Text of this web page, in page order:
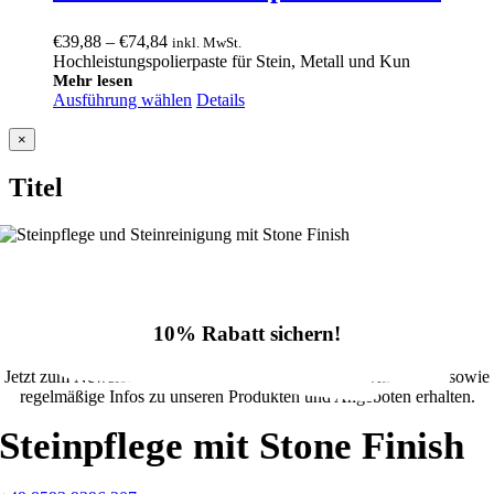
€39,88 – €74,84Preisspanne:
€39,88
€74,84
inkl. MwSt.
Hochleistungspolierpaste für Stein, Metall und Kun
Mehr lesen
Ausführung wählen Details
Close
product
view
×
Titel
10% Rabatt sichern!
Jetzt zum Newsletter anmelden und 10% Rabatt im Onlineshop sowie
regelmäßige Infos zu unseren Produkten und Angeboten erhalten.
Steinpflege mit Stone Finish